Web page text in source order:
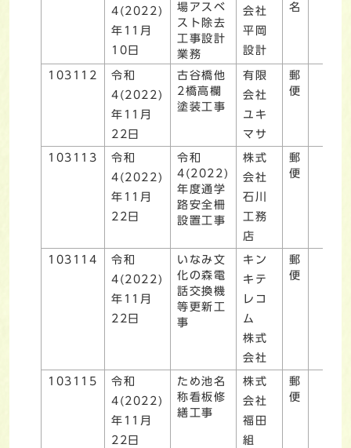
4(2022)
年11月
10日
場アスベ
スト除去
工事設計
業務
会社
平岡
設計
名
103112
令和
4(2022)
年11月
22日
古谷橋他
2橋高欄
塗装工事
有限
会社
ユキ
マサ
郵
便
103113
令和
4(2022)
年11月
22日
令和
4(2022)
年度通学
路安全柵
設置工事
株式
会社
石川
工務
店
郵
便
103114
令和
4(2022)
年11月
22日
いなみ文
化の森電
話交換機
等更新工
事
キン
キテ
レコ
ム
株式
会社
郵
便
103115
令和
4(2022)
年11月
22日
ため池名
称看板修
繕工事
株式
会社
福田
組
郵
便